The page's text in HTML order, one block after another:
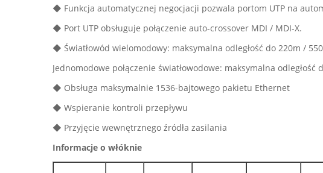
◆ Funkcja automatycznej negocjacji pozwala portom UTP na
◆ Port UTP obsługuje połączenie auto-crossover MDI / MDI-X.
◆ Światłowód wielomodowy: maksymalna odległość do 220m /
Jednomodowe połączenie światłowodowe: maksymalna odległość
◆ Obsługa maksymalnie 1536-bajtowego pakietu Ethernet
◆ Wspieranie kontroli przepływu
◆ Przyjęcie wewnętrznego źródła zasilania
Informacje o włóknie